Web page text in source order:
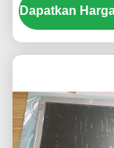
Connector
Mercedes
Dapatkan